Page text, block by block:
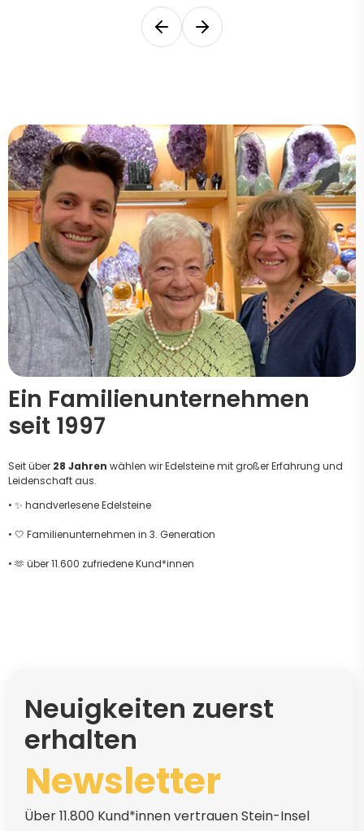
Ein Familienunternehmen
seit 1997
Seit über 28 Jahren wählen wir Edelsteine mit großer Erfahrung und
Leidenschaft aus.
• ✨ handverlesene Edelsteine
• 🤍 Familienunternehmen in 3. Generation
• 🫶 über 11.600 zufriedene Kund*innen
Neuigkeiten zuerst
erhalten
Newsletter
Über 11.800 Kund*innen vertrauen Stein-Insel